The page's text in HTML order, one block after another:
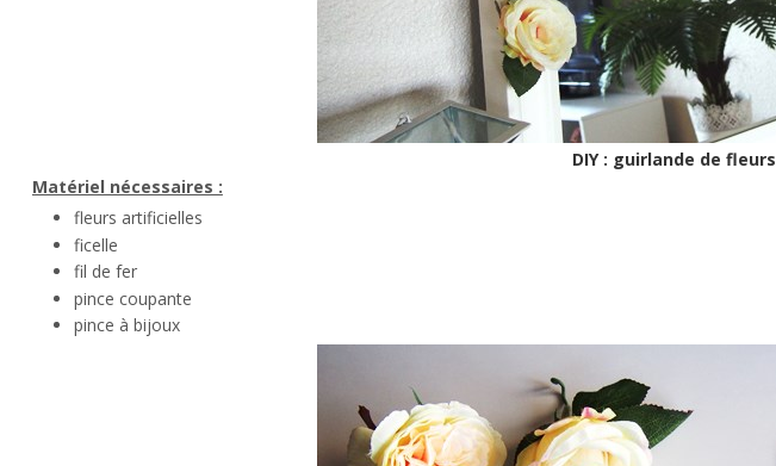
DIY : guirlande de fleurs
Matériel nécessaires :
fleurs artificielles
ficelle
fil de fer
pince coupante
pince à bijoux